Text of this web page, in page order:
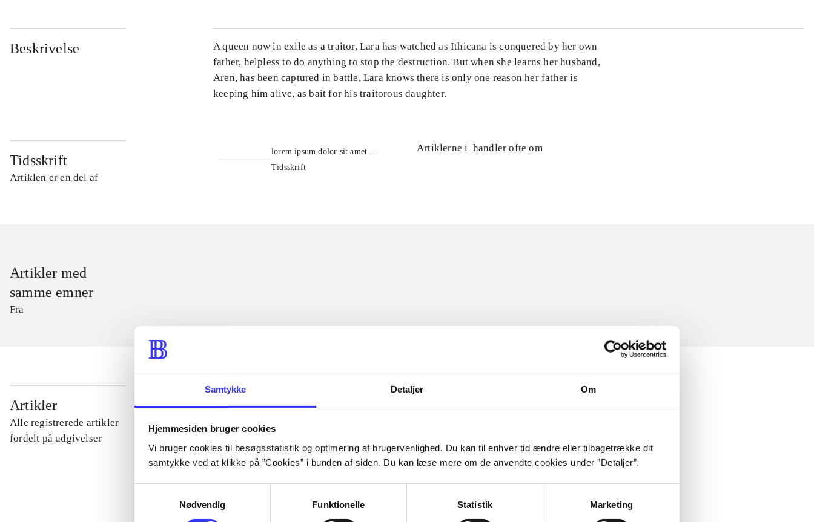
Samtykke Detaljer Om
Hjemmesiden bruger cookies
Vi bruger cookies til besøgsstatistik og optimering af brugervenlighed. Du kan til enhver tid ændre eller tilbagetrække dit
samtykke ved at klikke på ”Cookies” i bunden af siden. Du kan læse mere om de anvendte cookies under ”Detaljer”.
Nødvendig
Funktionelle Statistik Marketing
Beskrivelse
A queen now in exile as a traitor, Lara has watched as Ithicana is conquered by her own
father, helpless to do anything to stop the destruction. But when she learns her husband,
Aren, has been captured in battle, Lara knows there is only one reason her father is
keeping him alive, as bait for his traitorous daughter.
Tidsskrift
Artiklen er en del af
lorem ipsum dolor sit amet ...
Tidsskrift
Artiklerne i handler ofte om
Artikler med
samme emner
Fra
Artikler
Alle registrerede artikler
fordelt på udgivelser